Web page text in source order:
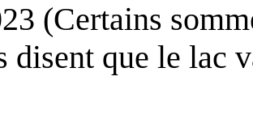
(Certains
disent que le lac